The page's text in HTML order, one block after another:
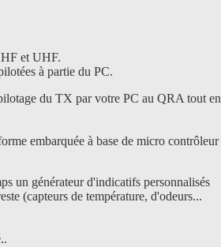
et UHF.
à partie du PC.
du TX par votre PC au QRA tout en
embarquée à base de micro contrôleur
un générateur d'indicatifs personnalisés
(capteurs de température, d'odeurs...